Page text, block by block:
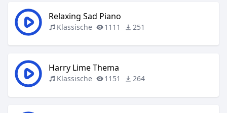
Relaxing Sad Piano
Klassische 1111 251
Harry Lime Thema
Klassische 1151 264